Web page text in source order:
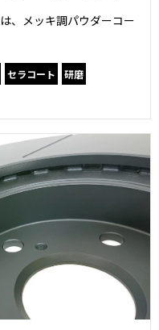
、メッキ調パウダーコー
セラコート
研磨